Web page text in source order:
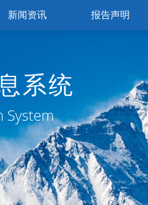
新闻资讯 报告声明
系统
System